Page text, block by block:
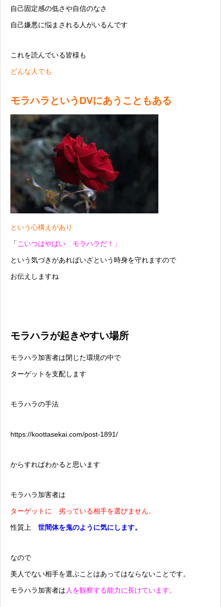
自己固定感の低さや自信のなさ
自己嫌悪に悩まされる人がいるんです
これを読んでいる皆様も
どんな人でも
モラハラというDVにあうこともある
という心構えがあり
「 こいつはやばい モラハラだ！」
という気づきがあればいざという時身を守れますので
お伝えしますね
モラハラが起きやすい場所
モラハラ加害者は閉じた環境の中で
ターゲットを支配します
モラハラの手法
https://koottasekai.com/post-1891/
からすればわかると思います
モラハラ加害者は
ターゲットに 劣っている相手を選びません。
性質上 世間体を鬼のように気にします。
なので
美人でない相手を選ぶことはあってはならないことです。
モラハラ加害者は 人を観察する能力に長けています。